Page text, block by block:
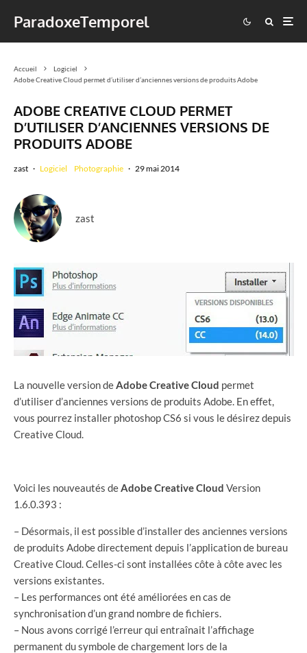
ParadoxeTemporel
Accueil
Logiciel
Adobe Creative Cloud permet d’utiliser d’anciennes versions de produits Adobe
ADOBE CREATIVE CLOUD PERMET
D’UTILISER D’ANCIENNES VERSIONS DE
PRODUITS ADOBE
zast · Logiciel Photographie · 29 mai 2014
zast
La nouvelle version deAdobe Creative Cloud permet
d’utiliser d’anciennes versions de produits Adobe. En effet,
vous pourrez installer photoshop CS6 si vous le désirez depuis
Creative Cloud.
Voici les nouveautés deAdobe Creative Cloud Version
1.6.0.393 :
– Désormais, il est possible d’installer des anciennes versions
de produits Adobe directement depuis l’application de bureau
Creative Cloud. Celles-ci sont installées côte à côte avec les
versions existantes.
– Les performances ont été améliorées en cas de
synchronisation d’un grand nombre de fichiers.
– Nous avons corrigé l’erreur qui entraînait l’affichage
permanent du symbole de chargement lors de la